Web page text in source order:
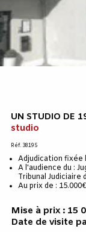
UN STUDIO DE
studio
Réf. 38195
Adjudication fixée
A l'audience du :
Tribunal Judiciaire
Au prix de : 15.000€
Mise à prix : 15
Date de visite